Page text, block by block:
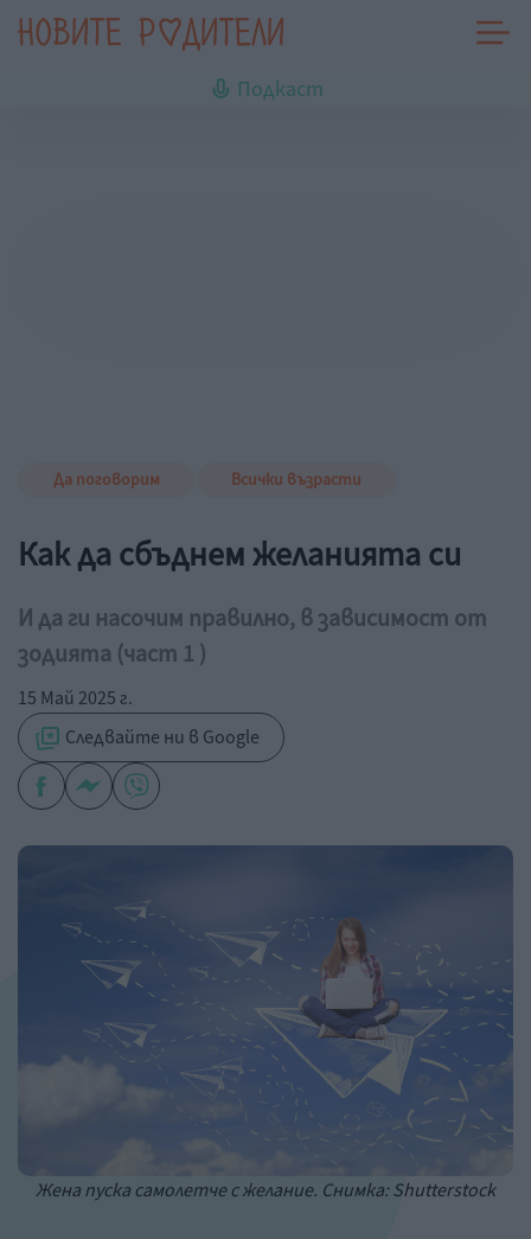
Подкаст
Да поговорим Всички възрасти
Как да сбъднем желанията си
И да ги насочим правилно, в зависимост от
зодията (част 1 )
15 Май 2025 г.
Следвайте ни в Google
Жена пуска самолетче с желание. Снимка: Shutterstock